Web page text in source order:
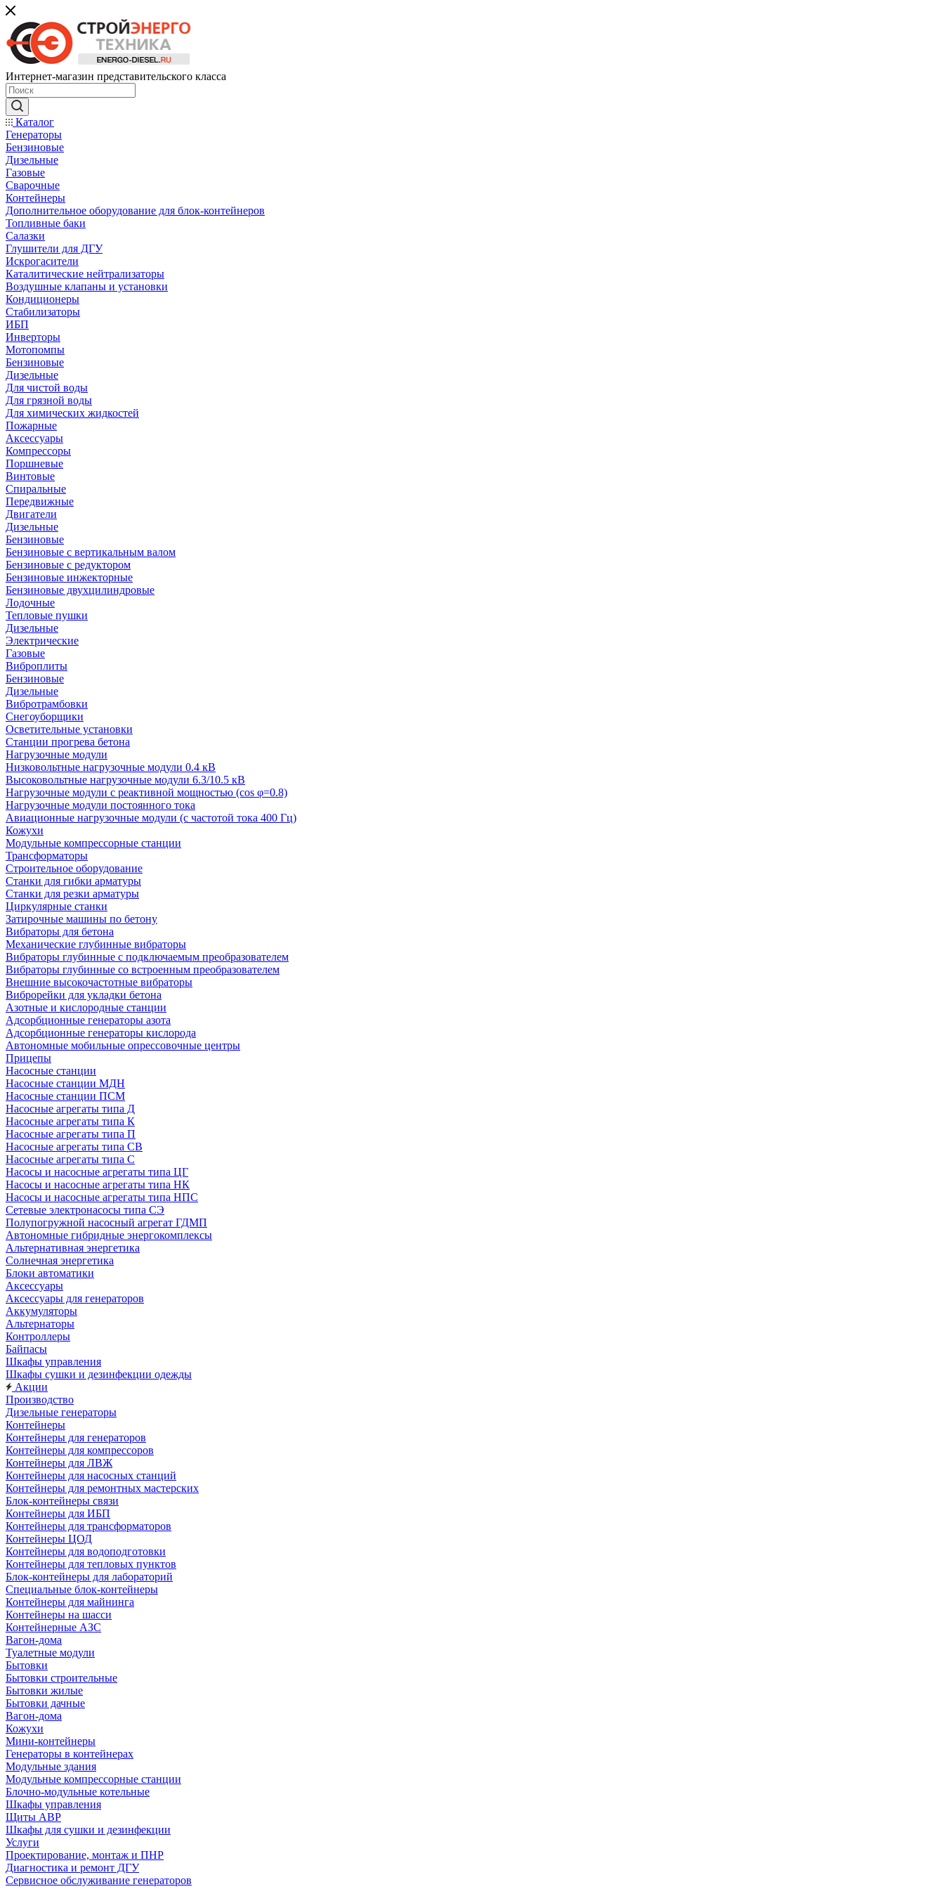
Интернет-магазин представительского класса
Каталог
Генераторы
Бензиновые
Дизельные
Газовые
Сварочные
Контейнеры
Дополнительное оборудование для блок-контейнеров
Топливные баки
Салазки
Глушители для ДГУ
Искрогасители
Каталитические нейтрализаторы
Воздушные клапаны и установки
Кондиционеры
Стабилизаторы
ИБП
Инверторы
Мотопомпы
Бензиновые
Дизельные
Для чистой воды
Для грязной воды
Для химических жидкостей
Пожарные
Аксессуары
Компрессоры
Поршневые
Винтовые
Спиральные
Передвижные
Двигатели
Дизельные
Бензиновые
Бензиновые с вертикальным валом
Бензиновые с редуктором
Бензиновые инжекторные
Бензиновые двухцилиндровые
Лодочные
Тепловые пушки
Дизельные
Электрические
Газовые
Виброплиты
Бензиновые
Дизельные
Вибротрамбовки
Снегоуборщики
Осветительные установки
Станции прогрева бетона
Нагрузочные модули
Низковольтные нагрузочные модули 0.4 кВ
Высоковольтные нагрузочные модули 6.3/10.5 кВ
Нагрузочные модули с реактивной мощностью (cos φ=0.8)
Нагрузочные модули постоянного тока
Авиационные нагрузочные модули (с частотой тока 400 Гц)
Кожухи
Модульные компрессорные станции
Трансформаторы
Строительное оборудование
Станки для гибки арматуры
Станки для резки арматуры
Циркулярные станки
Затирочные машины по бетону
Вибраторы для бетона
Механические глубинные вибраторы
Вибраторы глубинные с подключаемым преобразователем
Вибраторы глубинные со встроенным преобразователем
Внешние высокочастотные вибраторы
Виброрейки для укладки бетона
Азотные и кислородные станции
Адсорбционные генераторы азота
Адсорбционные генераторы кислорода
Автономные мобильные опрессовочные центры
Прицепы
Насосные станции
Насосные станции МДН
Насосные станции ПСМ
Насосные агрегаты типа Д
Насосные агрегаты типа К
Насосные агрегаты типа П
Насосные агрегаты типа СВ
Насосные агрегаты типа С
Насосы и насосные агрегаты типа ЦГ
Насосы и насосные агрегаты типа НК
Насосы и насосные агрегаты типа НПС
Сетевые электронасосы типа СЭ
Полупогружной насосный агрегат ГДМП
Автономные гибридные энергокомплексы
Альтернативная энергетика
Солнечная энергетика
Блоки автоматики
Аксессуары
Аксессуары для генераторов
Аккумуляторы
Альтернаторы
Контроллеры
Байпасы
Шкафы управления
Шкафы сушки и дезинфекции одежды
Акции
Производство
Дизельные генераторы
Контейнеры
Контейнеры для генераторов
Контейнеры для компрессоров
Контейнеры для ЛВЖ
Контейнеры для насосных станций
Контейнеры для ремонтных мастерских
Блок-контейнеры связи
Контейнеры для ИБП
Контейнеры для трансформаторов
Контейнеры ЦОД
Контейнеры для водоподготовки
Контейнеры для тепловых пунктов
Блок-контейнеры для лабораторий
Специальные блок-контейнеры
Контейнеры для майнинга
Контейнеры на шасси
Контейнерные АЗС
Вагон-дома
Туалетные модули
Бытовки
Бытовки строительные
Бытовки жилые
Бытовки дачные
Вагон-дома
Кожухи
Мини-контейнеры
Генераторы в контейнерах
Модульные здания
Модульные компрессорные станции
Блочно-модульные котельные
Шкафы управления
Щиты АВР
Шкафы для сушки и дезинфекции
Услуги
Проектирование, монтаж и ПНР
Диагностика и ремонт ДГУ
Сервисное обслуживание генераторов